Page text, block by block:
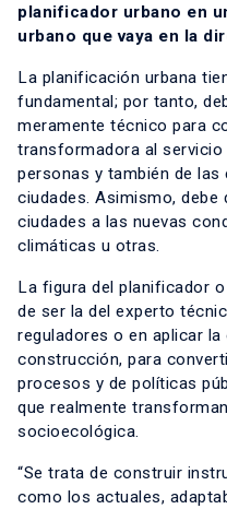
planificador urbano en
urbano que vaya en la
La planificación urbana
fundamental; por tanto,
meramente técnico para
transformadora al servicio
personas y también de las
ciudades. Asimismo, debe
ciudades a las nuevas
climáticas u otras.
La figura del planificador
de ser la del experto
reguladores o en aplicar
construcción, para
procesos y de políticas
que realmente
socioecológica.
“Se trata de construir
como los actuales,